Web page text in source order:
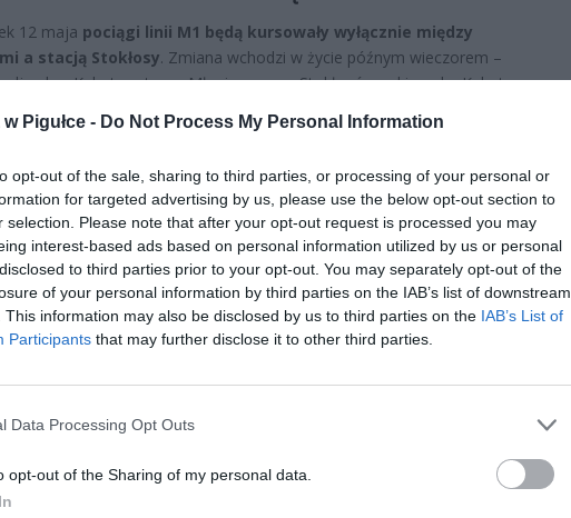
Pigułce - Do Not Process My Personal Information
opt-out of the sale, sharing to third parties, or processing of your personal or
for targeted advertising by us, please use the below opt-out section to
selection. Please note that after your opt-out request is processed you may
interest-based ads based on personal information utilized by us or personal
to third parties prior to your opt-out. You may separately opt-out of the
of your personal information by third parties on the IAB’s list of downstream
This information may also be disclosed by us to third parties on the IAB’s List of
Participants that may further disclose it to other third parties.
Data Processing Opt Outs
opt-out of the Sharing of my personal data.
12 maja pociągi linii M1 będą kursowały wyłącznie między
a stacją Stokłosy. Zmiana wchodzi w życie późnym wieczorem –
z Kabat w stronę Młocin oraz ze Stokłosów w kierunku Kabat
metro nie dotrze dalej niż do Stokłosów.
ad